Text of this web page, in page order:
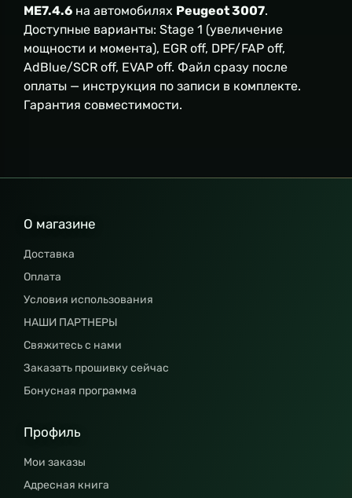
ME7.4.6 на автомобилях Peugeot 3007.
Доступные варианты: Stage 1 (увеличение
мощности и момента), EGR off, DPF/FAP off,
AdBlue/SCR off, EVAP off. Файл сразу после
оплаты — инструкция по записи в комплекте.
Гарантия совместимости.
О магазине
Доставка
Оплата
Условия использования
НАШИ ПАРТНЕРЫ
Свяжитесь с нами
Заказать прошивку сейчас
Бонусная программа
Профиль
Мои заказы
Адресная книга